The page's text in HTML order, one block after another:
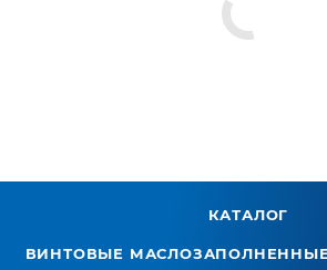
КАТАЛОГ
ВИНТОВЫЕ